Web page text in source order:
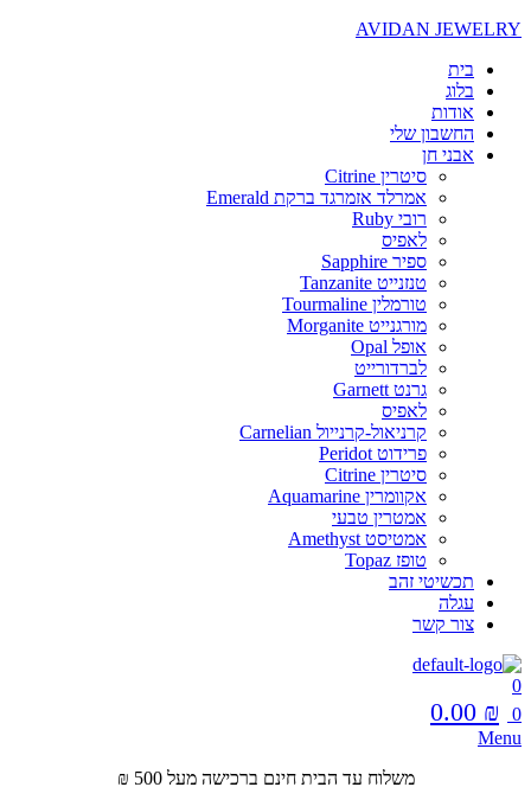
AVIDAN JEWELRY
בית
בלוג
אודות
החשבון שלי
אבני חן
סיטרין Citrine
אמרלד אזמרגד ברקת Emerald
רובי Ruby
לאפיס
ספיר Sapphire
טנזנייט Tanzanite
טורמלין Tourmaline
מורגנייט Morganite
אופל Opal
לברדורייט
גרנט Garnett
לאפיס
קרניאול-קרנייול Carnelian
פרידוט Peridot
סיטרין Citrine
אקוומרין Aquamarine
אמטרין טבעי
אמטיסט Amethyst
טופז Topaz
תכשיטי זהב
עגלה
צור קשר
0
0
0.00 ₪
Menu
משלוח עד הבית חינם ברכישה מעל 500 ₪